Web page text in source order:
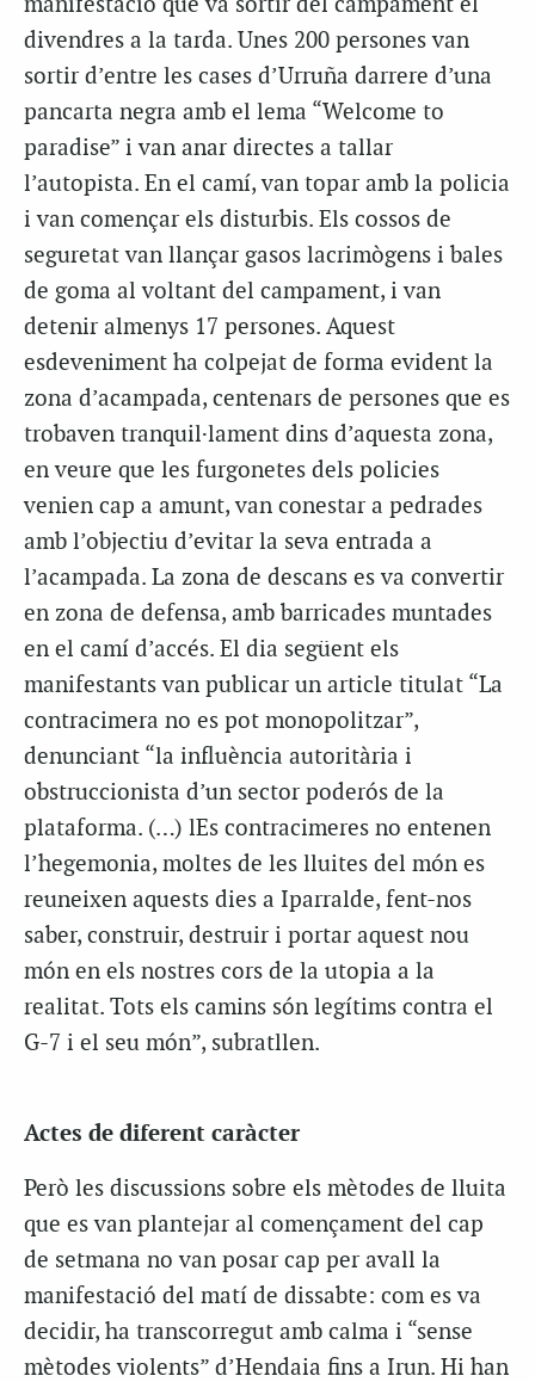
divendres a la tarda. Unes 200 persones van
sortir d’entre les cases d’Urruña darrere d’una
pancarta negra amb el lema “Welcome to
paradise” i van anar directes a tallar
l’autopista. En el camí, van topar amb la policia
i van començar els disturbis. Els cossos de
seguretat van llançar gasos lacrimògens i bales
de goma al voltant del campament, i van
detenir almenys 17 persones. Aquest
esdeveniment ha colpejat de forma evident la
zona d’acampada, centenars de persones que es
trobaven tranquil·lament dins d’aquesta zona,
en veure que les furgonetes dels policies
venien cap a amunt, van conestar a pedrades
amb l’objectiu d’evitar la seva entrada a
l’acampada. La zona de descans es va convertir
en zona de defensa, amb barricades muntades
en el camí d’accés. El dia següent els
manifestants van publicar un article titulat “La
contracimera no es pot monopolitzar”,
denunciant “la influència autoritària i
obstruccionista d’un sector poderós de la
plataforma. (…) lEs contracimeres no entenen
l’hegemonia, moltes de les lluites del món es
reuneixen aquests dies a Iparralde, fent-nos
saber, construir, destruir i portar aquest nou
món en els nostres cors de la utopia a la
realitat. Tots els camins són legítims contra el
G-7 i el seu món”, subratllen.
Actes de diferent caràcter
Però les discussions sobre els mètodes de lluita
que es van plantejar al començament del cap
de setmana no van posar cap per avall la
manifestació del matí de dissabte: com es va
decidir, ha transcorregut amb calma i “sense
mètodes violents” d’Hendaia fins a Irun. Hi han